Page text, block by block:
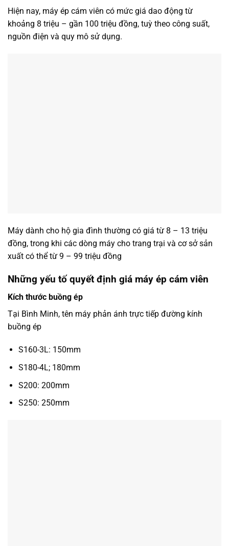
Hiện nay, máy ép cám viên có mức giá dao động từ
khoảng 8 triệu – gần 100 triệu đồng, tuỳ theo công suất,
nguồn điện và quy mô sử dụng.
Máy dành cho hộ gia đình thường có giá từ 8 – 13 triệu
đồng, trong khi các dòng máy cho trang trại và cơ sở sản
xuất có thể từ 9 – 99 triệu đồng
Những yếu tố quyết định giá máy ép cám viên
Kích thước buồng ép
Tại Bình Minh, tên máy phản ánh trực tiếp đường kính
buồng ép
S160-3L: 150mm
S180-4L; 180mm
S200: 200mm
S250: 250mm